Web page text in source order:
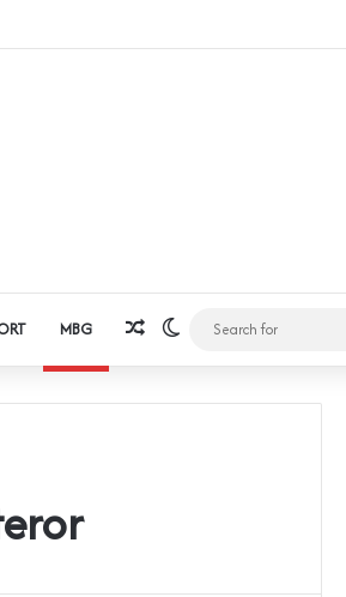
MBG Random Article
Switch skin